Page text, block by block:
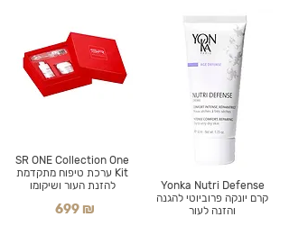
SR ONE Collection One
Kit ערכת טיפוח מתקדמת
להזנת העור ושיקומו
699 ₪
Yonka Nutri Defense
קרם יונקה פרוביוטי להגנה
והזנה לעור